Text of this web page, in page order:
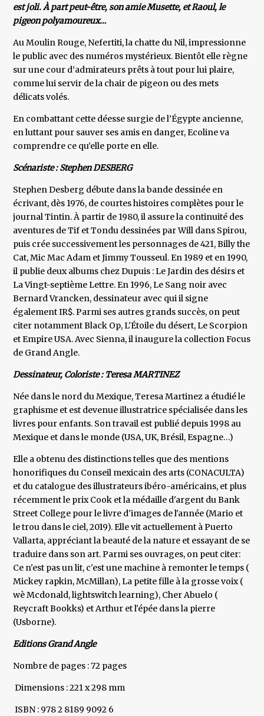
est joli. À part peut-être, son amie Musette, et Raoul, le
pigeon polyamoureux…
Au Moulin Rouge, Nefertiti, la chatte du Nil, impressionne
le public avec des numéros mystérieux. Bientôt elle règne
sur une cour d’admirateurs prêts à tout pour lui plaire,
comme lui servir de la chair de pigeon ou des mets
délicats volés.
En combattant cette déesse surgie de l’Égypte ancienne,
en luttant pour sauver ses amis en danger, Ecoline va
comprendre ce qu’elle porte en elle.
Scénariste : Stephen DESBERG
Stephen Desberg débute dans la bande dessinée en
écrivant, dès 1976, de courtes histoires complètes pour le
journal Tintin. À partir de 1980, il assure la continuité des
aventures de Tif et Tondu dessinées par Will dans Spirou,
puis crée successivement les personnages de 421, Billy the
Cat, Mic Mac Adam et Jimmy Tousseul. En 1989 et en 1990,
il publie deux albums chez Dupuis : Le Jardin des désirs et
La Vingt-septième Lettre. En 1996, Le Sang noir avec
Bernard Vrancken, dessinateur avec qui il signe
également IR$. Parmi ses autres grands succès, on peut
citer notamment Black Op, L'Étoile du désert, Le Scorpion
et Empire USA. Avec Sienna, il inaugure la collection Focus
de Grand Angle.
Dessinateur, Coloriste : Teresa MARTINEZ
Née dans le nord du Mexique, Teresa Martinez a étudié le
graphisme et est devenue illustratrice spécialisée dans les
livres pour enfants. Son travail est publié depuis 1998 au
Mexique et dans le monde (USA, UK, Brésil, Espagne…)
Elle a obtenu des distinctions telles que des mentions
honorifiques du Conseil mexicain des arts (CONACULTA)
et du catalogue des illustrateurs ibéro-américains, et plus
récemment le prix Cook et la médaille d'argent du Bank
Street College pour le livre d'images de l'année (Mario et
le trou dans le ciel, 2019). Elle vit actuellement à Puerto
Vallarta, appréciant la beauté de la nature et essayant de se
traduire dans son art. Parmi ses ouvrages, on peut citer:
Ce n'est pas un lit, c'est une machine à remonter le temps (
Mickey rapkin, McMillan), La petite fille à la grosse voix (
wè Mcdonald, lightswitch learning), Cher Abuelo (
Reycraft Bookks) et Arthur et l'épée dans la pierre
(Usborne).
Editions Grand Angle
Nombre de pages : 72 pages
Dimensions : 221 x 298 mm
ISBN : 978 2 8189 9092 6